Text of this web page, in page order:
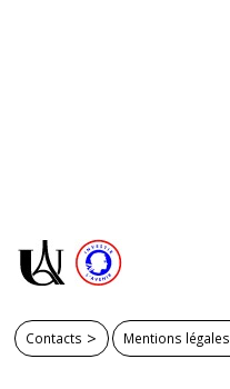
Contacts Mentions légales